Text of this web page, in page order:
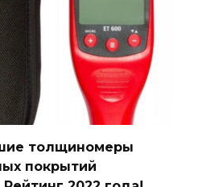
толщиномеры
покрытий